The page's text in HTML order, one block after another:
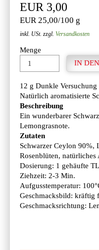
EUR 3,00
EUR 25,00/100 g
inkl. USt. zzgl. Versandkosten
Menge
12 g Dunkle Versuchung
Natürlich aromatisierte
Beschreibung
Ein wunderbarer
Lemongrasnote.
Zutaten
Schwarzer Ceylon 90%,
Rosenblüten, natürliches
Dosierung: 1 gehäufte
Ziehzeit: 2-3 Min.
Aufgusstemperatur:
Geschmacksbild: kräftig
Geschmacksrichtung: